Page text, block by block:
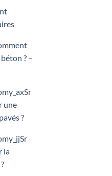
? –
une
?
la